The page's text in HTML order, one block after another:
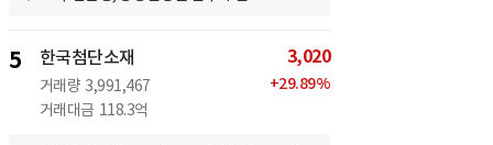
5 한국첨단소재
거래량 3,991,467
거래대금 118.3억
3,020
+29.89%